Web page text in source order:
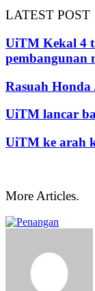
LATEST POST
UiTM Kekal 4
pembangunan
Rasuah
UiTM lancar
UiTM ke arah
More Articles.